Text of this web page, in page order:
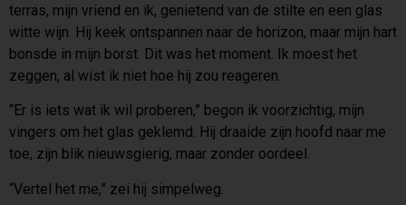
terras, mijn vriend en ik, genietend van de stilte en een glas
witte wijn. Hij keek ontspannen naar de horizon, maar mijn hart
bonsde in mijn borst. Dit was het moment. Ik moest het
zeggen, al wist ik niet hoe hij zou reageren.
“Er is iets wat ik wil proberen,” begon ik voorzichtig, mijn
vingers om het glas geklemd. Hij draaide zijn hoofd naar me
toe, zijn blik nieuwsgierig, maar zonder oordeel.
“Vertel het me,” zei hij simpelweg.